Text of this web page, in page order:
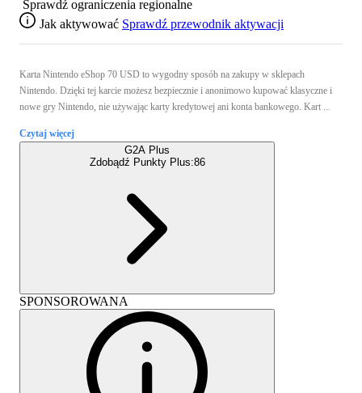
Sprawdź ograniczenia regionalne
Jak aktywować Sprawdź przewodnik aktywacji
Karta Nintendo eShop 70 USD to wygodny sposób na zakupy w sklepach
Nintendo. Dzięki tej karcie możesz bezpiecznie i anonimowo kupować klasyczne i
nowe gry Nintendo, nie używając karty kredytowej ani konta bankowego. Kart ...
Czytaj więcej
G2A Plus
Zdobądź Punkty Plus:86
SPONSOROWANA